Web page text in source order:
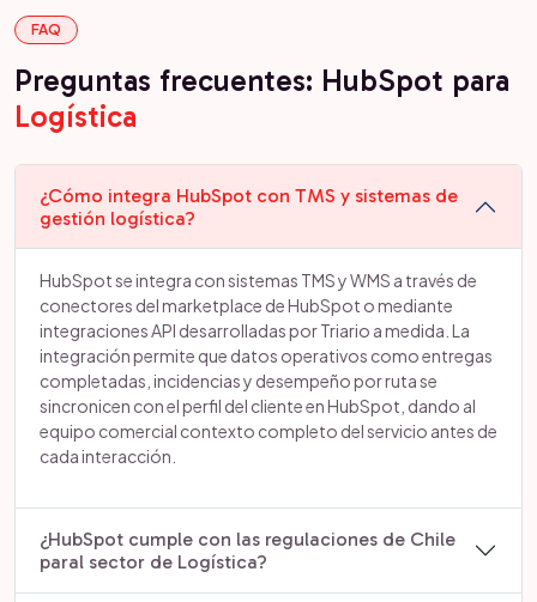
FAQ
Preguntas frecuentes: HubSpot para
Logística
¿Cómo integra HubSpot con TMS y sistemas de
gestión logística?
HubSpot se integra con sistemas TMS y WMS a través de
conectores del marketplace de HubSpot o mediante
integraciones API desarrolladas por Triario a medida. La
integración permite que datos operativos como entregas
completadas, incidencias y desempeño por ruta se
sincronicen con el perfil del cliente en HubSpot, dando al
equipo comercial contexto completo del servicio antes de
cada interacción.
¿HubSpot cumple con las regulaciones de Chile
paral sector de Logística?